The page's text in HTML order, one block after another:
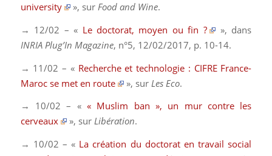
university
», surFood and Wine.
→ 12/02 – « Le doctorat, moyen ou fin ?
», dans
INRIA Plug’In Magazine, n°5, 12/02/2017, p. 10-14.
→ 11/02 – « Recherche et technologie : CIFRE France-
Maroc se met en route
», sur Les Eco.
→ 10/02 – « « Muslim ban », un mur contre les
cerveaux
», surLibération.
→ 10/02 – « La création du doctorat en travail social